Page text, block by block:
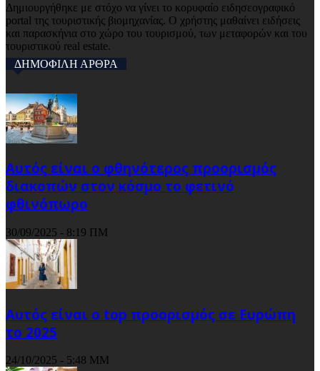
Δημιουργήθηκε με στόχο να γίνει το κορυφαίο ειδησεογραφικό
portal της τουριστικής βιομηχανίας. Ο χρήστης μαθαίνει ειδήσεις
και παρασκήνια στο χώρο του τουρισμού, των μεταφορών και του
τουριστικού real estate.
ΔΗΜΟΦΙΛΗ ΑΡΘΡΑ
Αυτός είναι ο φθηνότερος προορισμός
διακοπών στον κόσμο το φετινό
φθινόπωρο
30/09/2025 - 8:19 ΠΜ
Αυτός είναι ο top προορισμός σε Ευρώπη
το 2025
24/10/2025 - 5:48 ΜΜ